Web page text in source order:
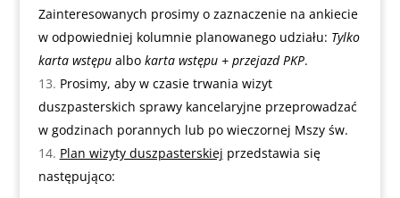
Zainteresowanych prosimy o zaznaczenie na ankiecie
w odpowiedniej kolumnie planowanego udziału: Tylko
karta wstępualbo karta wstępu + przejazd PKP.
Prosimy, aby w czasie trwania wizyt
duszpasterskich sprawy kancelaryjne przeprowadzać
w godzinach porannych lub po wieczornej Mszy św.
Plan wizyty duszpasterskiej przedstawia się
następująco: